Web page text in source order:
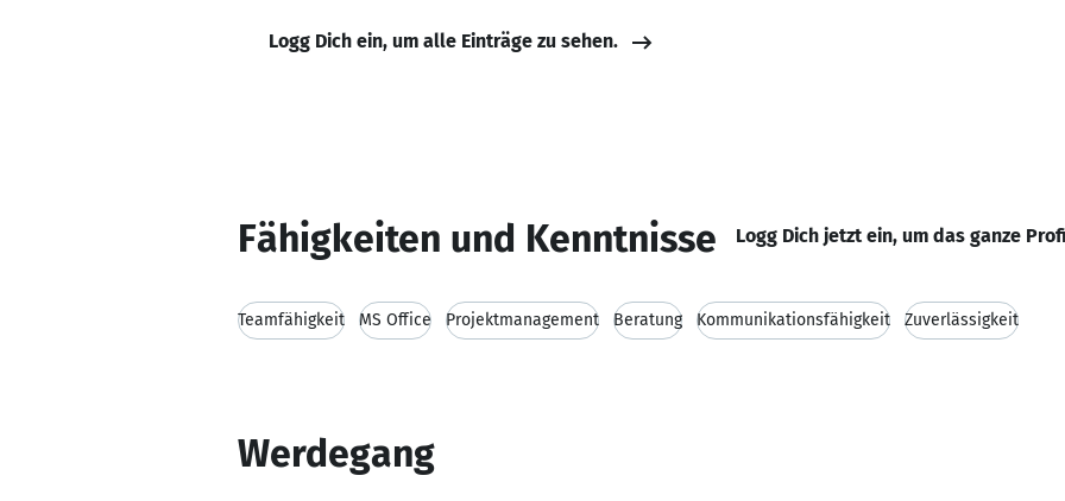
Logg Dich ein, um alle Einträge zu sehen.
Fähigkeiten und Kenntnisse Logg Dich jetzt ein, um das ganze
Teamfähigkeit MS Office Projektmanagement Beratung Kommunikationsfähigkeit Zuverlässigkeit
Werdegang